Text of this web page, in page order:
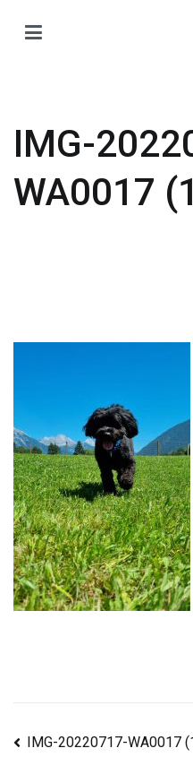
Inhalt
IMG-
WA0017
IMG-20220717-WA0017